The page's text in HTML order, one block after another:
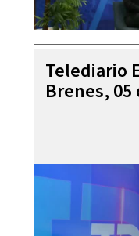
Telediario
Brenes, 05